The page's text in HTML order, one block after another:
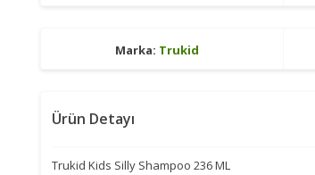
Marka: Trukid
Ürün Detayı
Trukid Kids Silly Shampoo 236 ML